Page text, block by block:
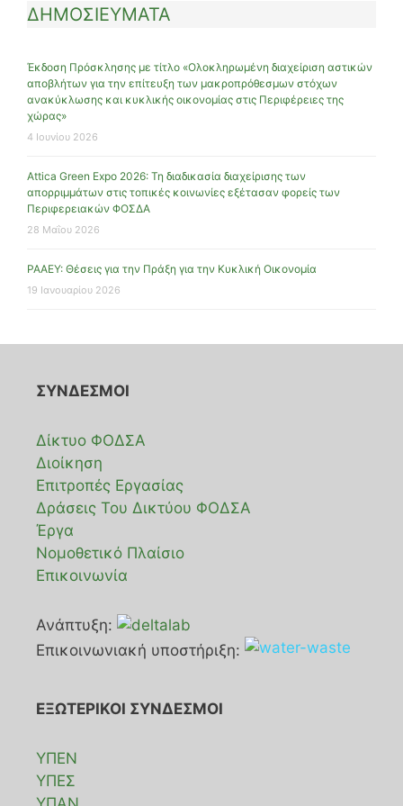
ΔΗΜΟΣΙΕΥΜΑΤΑ
Έκδοση Πρόσκλησης με τίτλο «Ολοκληρωμένη διαχείριση αστικών
αποβλήτων για την επίτευξη των μακροπρόθεσμων στόχων
ανακύκλωσης και κυκλικής οικονομίας στις Περιφέρειες της
χώρας»
4 Ιουνίου 2026
Attica Green Expo 2026: Τη διαδικασία διαχείρισης των
απορριμμάτων στις τοπικές κοινωνίες εξέτασαν φορείς των
Περιφερειακών ΦΟΣΔΑ
28 Μαΐου 2026
ΡΑΑΕΥ: Θέσεις για την Πράξη για την Κυκλική Οικονομία
19 Ιανουαρίου 2026
ΣΥΝΔΕΣΜΟΙ
Δίκτυο ΦΟΔΣΑ
Διοίκηση
Επιτροπές Εργασίας
Δράσεις Του Δικτύου ΦΟΔΣΑ
Έργα
Νομοθετικό Πλαίσιο
Επικοινωνία
Ανάπτυξη:
Επικοινωνιακή υποστήριξη:
ΕΞΩΤΕΡΙΚΟΙ ΣΥΝΔΕΣΜΟΙ
ΥΠΕΝ
ΥΠΕΣ